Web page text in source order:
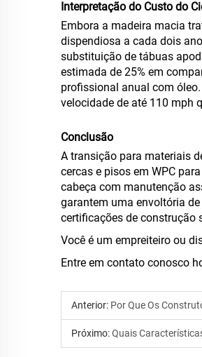
Interpretação do Custo do
Embora a madeira macia
dispendiosa a cada dois
substituição de tábuas
estimada de 25% em
profissional anual com
velocidade de até 110 mph
Conclusão
A transição para materiais
cercas e pisos em WPC
cabeça com manutenção
garantem uma envoltória
certificações de construção
Você é um empreiteiro ou
Entre em contato conosco
Anterior: Por Que Os
Próximo:Quais